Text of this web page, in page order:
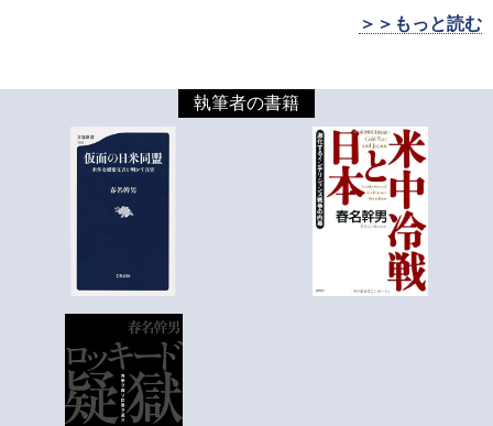
＞＞もっと読む
執筆者の書籍